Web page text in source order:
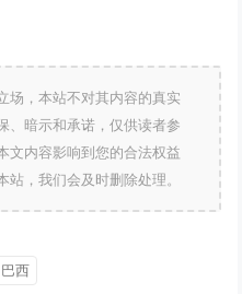
场，本站不对其内容的真实
、暗示和承诺，仅供读者参
文内容影响到您的合法权益
站，我们会及时删除处理。
巴西